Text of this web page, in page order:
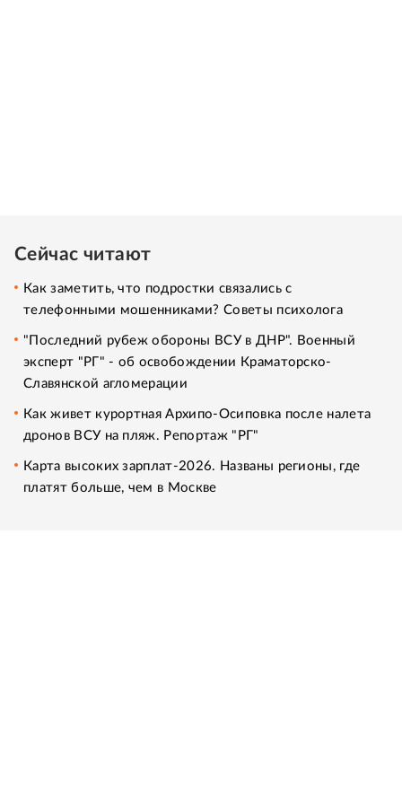
Сейчас читают
Как заметить, что подростки связались с
телефонными мошенниками? Советы психолога
"Последний рубеж обороны ВСУ в ДНР". Военный
эксперт "РГ" - об освобождении Краматорско-
Славянской агломерации
Как живет курортная Архипо-Осиповка после налета
дронов ВСУ на пляж. Репортаж "РГ"
Карта высоких зарплат-2026. Названы регионы, где
платят больше, чем в Москве